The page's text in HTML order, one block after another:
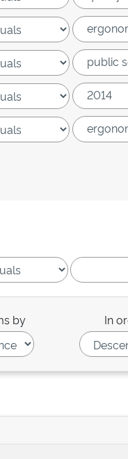
by In